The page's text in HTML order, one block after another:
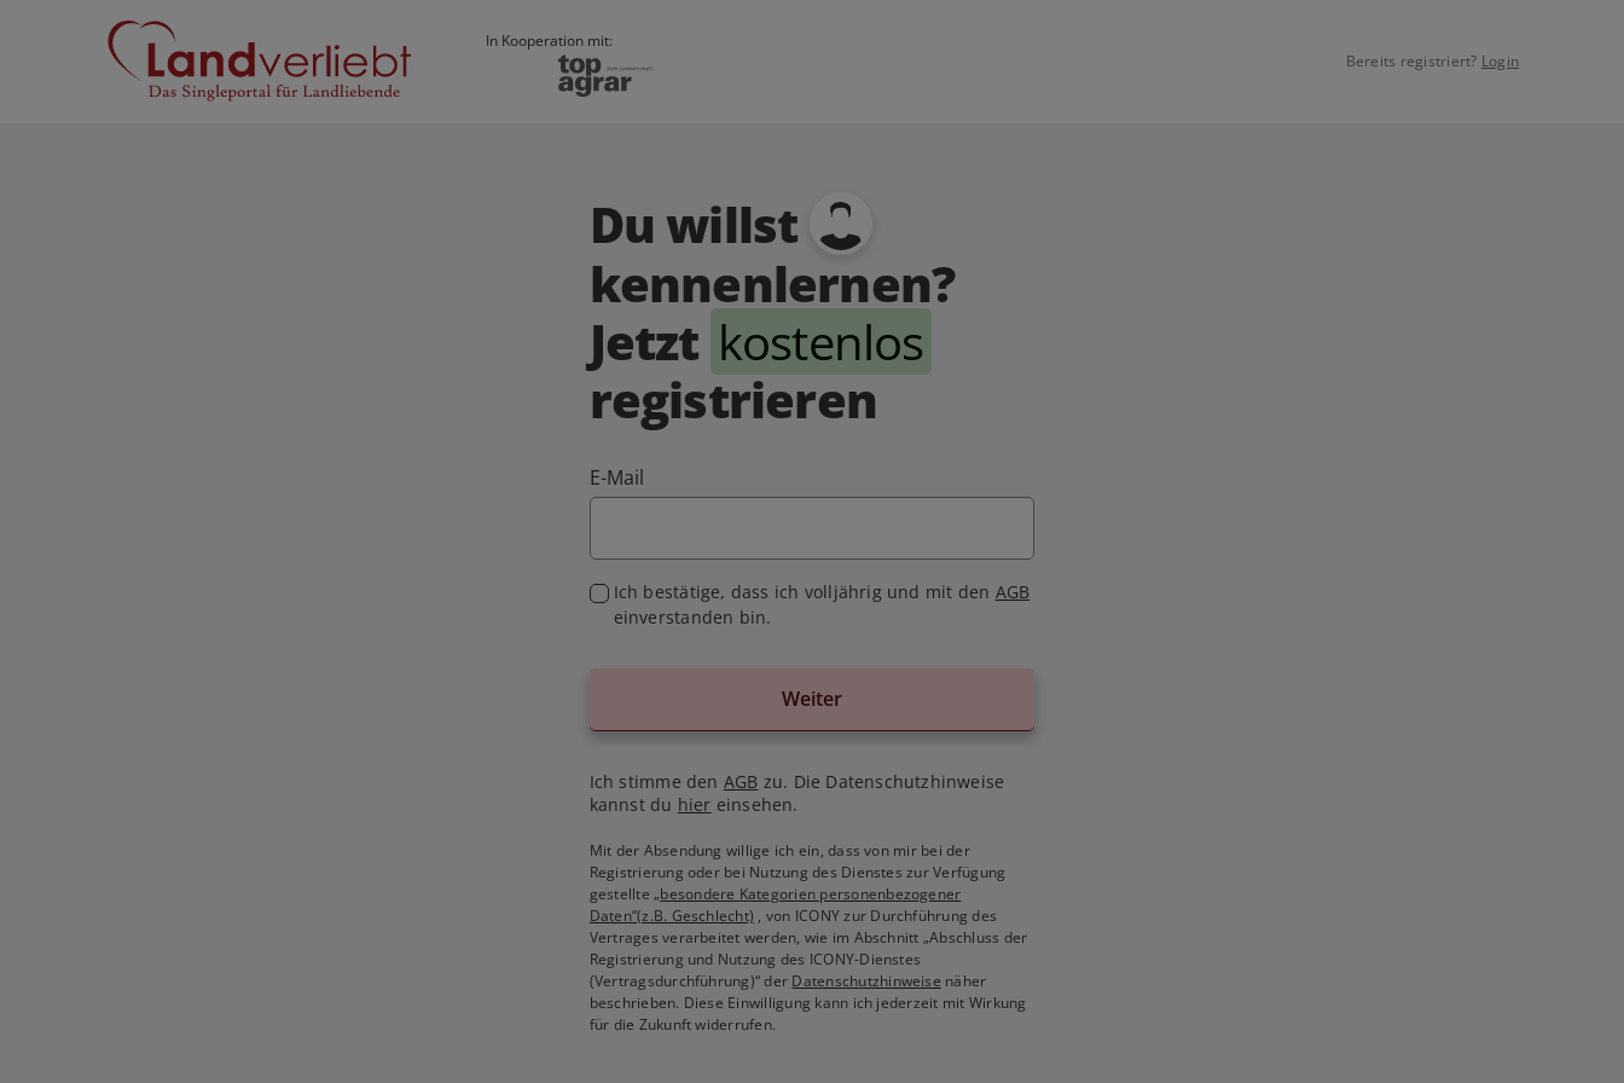
In Kooperation mit:
Bereits registriert? Login
Du willst
kennenlernen?
Jetzt kostenlos
registrieren
E-Mail
Ich bestätige, dass ich volljährig und mit den AGB
einverstanden bin.
Weiter
Ich stimme den AGB zu. Die Datenschutzhinweise
kannst du hier einsehen.
Mit der Absendung willige ich ein, dass von mir bei der
Registrierung oder bei Nutzung des Dienstes zur Verfügung
gestellte„besondere Kategorien personenbezogener
Daten“(z.B. Geschlecht) , von ICONY zur Durchführung des
Vertrages verarbeitet werden, wie im Abschnitt „Abschluss der
Registrierung und Nutzung des ICONY-Dienstes
(Vertragsdurchführung)“ der Datenschutzhinweise näher
beschrieben. Diese Einwilligung kann ich jederzeit mit Wirkung
für die Zukunft widerrufen.